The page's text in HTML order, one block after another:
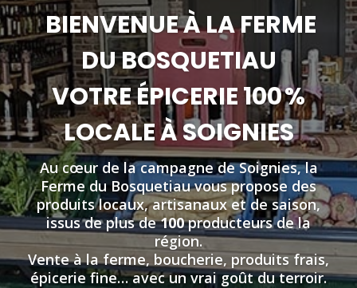
BIENVENUE À LA FERME
DU BOSQUETIAU
VOTRE ÉPICERIE 100 %
LOCALE À SOIGNIES
Au cœur de la campagne de Soignies, la
Ferme du Bosquetiau vous propose des
produits locaux, artisanaux et de saison,
issus de plus de100producteurs de la
région.
Vente à la ferme, boucherie, produits frais,
épicerie fine… avec un vrai goût du terroir.